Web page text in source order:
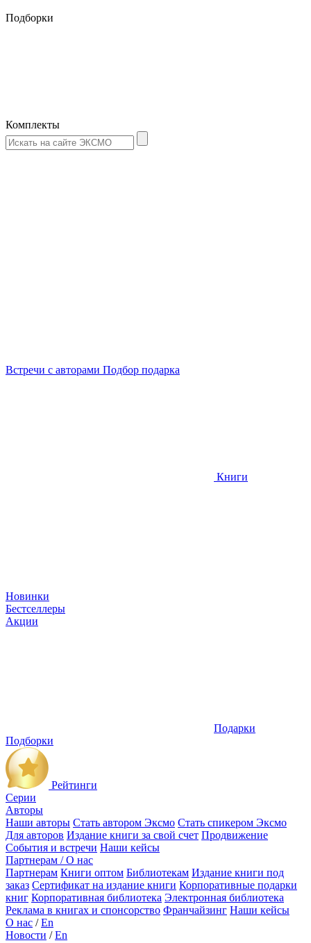
Подборки
Комплекты
Встречи с авторами Подбор подарка
Книги
Новинки
Бестселлеры
Акции
Подарки
Подборки
Рейтинги
Серии
Авторы
Наши авторы Стать автором Эксмо Стать спикером Эксмо
Для авторов Издание книги за свой счет Продвижение
События и встречи Наши кейсы
Партнерам / О нас
Партнерам Книги оптом Библиотекам Издание книги под
заказ Сертификат на издание книги Корпоративные подарки
книг Корпоративная библиотека Электронная библиотека
Реклама в книгах и спонсорство Франчайзинг Наши кейсы
О нас /En
Новости /En